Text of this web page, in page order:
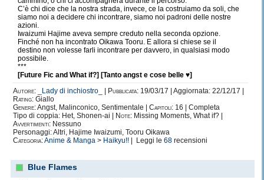
C’è chi dice che la nostra strada, invece, ce la costruiamo da soli, che
siamo noi a decidere chi incontrare, siamo noi padroni delle nostre
azioni.
Iwaizumi Hajime aveva sempre creduto nella seconda opzione.
Finché non ha incontrato Oikawa Tooru. E allora si chiese se il
destino non volesse farli incontrare per davvero, in qualsiasi modo
possibile.
***
[Future Fic and What if?] [Tanto angst e cose belle ♥]
Autore:
_Lady di inchiostro_ Pubblicata: 19/03/17 | Aggiornata: 22/12/17 |
Rating: Giallo
Genere:Angst, Malinconico, Sentimentale | Capitoli: 16 | Completa
Tipo di coppia: Het, Shonen-ai |
Note: Missing Moments, What if? |
Avvertimenti: Nessuno
Personaggi: Altri, Hajime Iwaizumi, Tooru Oikawa
Categoria:Anime & Manga > Haikyu!! | Leggi le 68 recensioni
Blue Flames